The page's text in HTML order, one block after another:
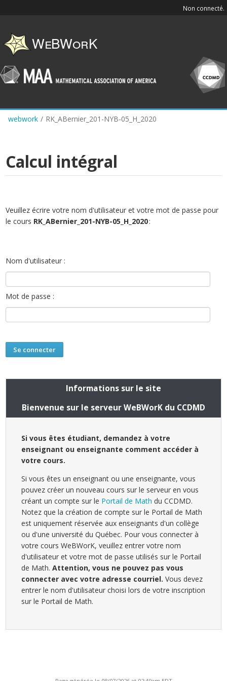
content
Non connecté.
webwork / RK_ABernier_201-NYB-05_H_2020
Calcul intégral
Veuillez écrire votre nom d'utilisateur et votre mot de passe pour
le cours RK_ABernier_201-NYB-05_H_2020:
Nom d'utilisateur :
Mot de passe :
Informations sur le site
Bienvenue sur le serveur WeBWorK du CCDMD
Si vous êtes étudiant, demandez à votre
enseignant ou enseignante comment accéder à
votre cours.
Si vous êtes un enseignant ou une enseignante, vous
pouvez créer un nouveau cours sur le serveur en vous
créant un compte sur le Portail de Math du CCDMD.
Notez que la création de compte sur le Portail de Math
est uniquement réservée aux enseignants d'un collège
ou d'une université du Québec. Pour vous connecter à
votre cours WeBWorK, veuillez entrer votre nom
d'utilisateur et votre mot de passe utilisés sur le Portail
de Math.Attention, vous ne pouvez pas vous
connecter avec votre adresse courriel. Vous devez
entrer le nom d'utilisateur choisi lors de votre inscription
sur le Portail de Math.